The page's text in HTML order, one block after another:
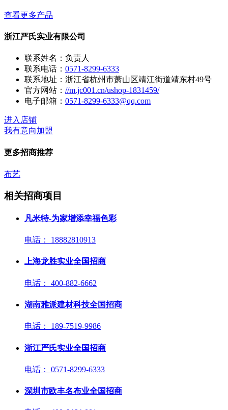
查看更多产品
浙江严氏实业有限公司
联系姓名：负责人
联系电话： 0571-8299-6333
联系地址：浙江省杭州市萧山区靖江街道靖东村49号
官方网站： //m.jc001.cn/ushop-1831459/
电子邮箱： 0571-8299-6333@qq.com
进入店铺
我有意向加盟
更多招商推荐
布艺
相关招商项目
凡米特-为家增添幸福色彩
电话： 18882810913
上海龙胜实业全国招商
电话： 400-882-6662
湖南雅派建材科技全国招商
电话： 189-7519-9986
浙江严氏实业全国招商
电话： 0571-8299-6333
深圳市欧丰名布业全国招商